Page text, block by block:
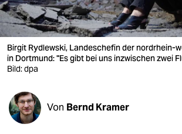
wahrheit
verlag
verlag
shop
fragen & hilfe
Birgit Rydlewski, Landeschefin der nordrhein-
in Dortmund: "Es gibt bei uns inzwischen zwei
Bild: dpa
Von Bernd Kramer